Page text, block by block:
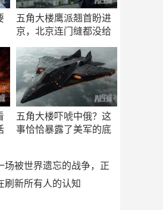
五角大楼鹰派翘首盼进
京，北京连门缝都没给
五角大楼吓唬中俄？这
事恰恰暴露了美军的底
场被世界遗忘的战争，正
刷新所有人的认知